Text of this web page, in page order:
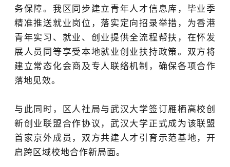
务保障。我区同步建立青年人才信息库，毕业季
精准推送就业岗位，落实定向招录举措，为香港
青年实习、就业、创业提供全流程帮扶，在怀发
展人员同等享受本地就业创业扶持政策。双方将
建立常态化会商及专人联络机制，确保各项合作
落地见效。
与此同时，区人社局与 武汉大学签订雁栖高校创
新创业联盟合作协议，武汉大学正式成为该联盟
首家京外成员，双方共建人才引育示范基地，开
启跨区域校地合作新局面。